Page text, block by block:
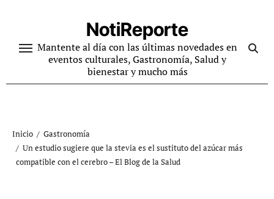
contenido
NotiReporte
Mantente al día con las últimas novedades en
eventos culturales, Gastronomía, Salud y
bienestar y mucho más
Inicio
Gastronomía
Un estudio sugiere que la stevia es el sustituto del azúcar más
compatible con el cerebro – El Blog de la Salud